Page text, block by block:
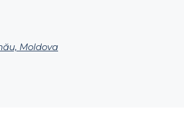
Moldova